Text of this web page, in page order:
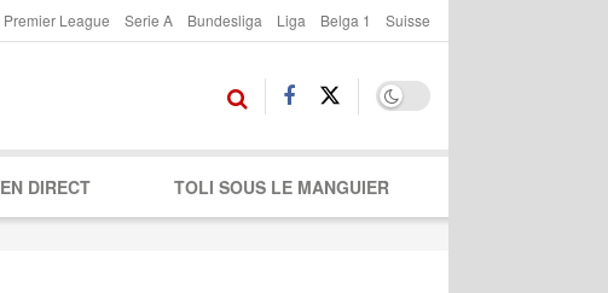
Premier League Serie A Bundesliga Liga Belga 1 Suisse
EN DIRECT TOLI SOUS LE MANGUIER